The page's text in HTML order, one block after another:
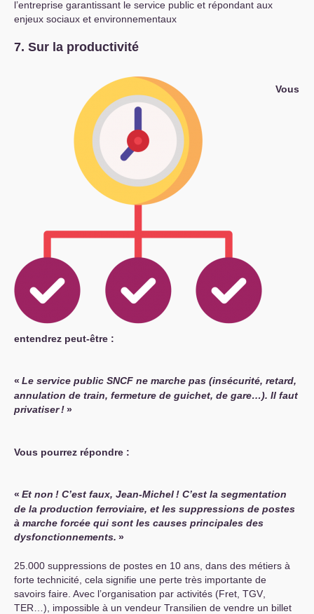
l’entreprise garantissant le service public et répondant aux
enjeux sociaux et environnementaux
7. Sur la productivité
Vous
entendrez peut-être :
« Le service public SNCF ne marche pas (insécurité, retard,
annulation de train, fermeture de guichet, de gare…). Il faut
privatiser!»
Vous pourrez répondre :
« Et non ! C’est faux, Jean-Michel! C’est la segmentation
de la production ferroviaire, et les suppressions de postes
à marche forcée qui sont les causes principales des
dysfonctionnements. »
25.000 suppressions de postes en 10 ans, dans des métiers à
forte technicité, cela signifie une perte très importante de
savoirs faire. Avec l’organisation par activités (Fret, TGV
TER …), impossible à un vendeur Transilien de vendre un billet